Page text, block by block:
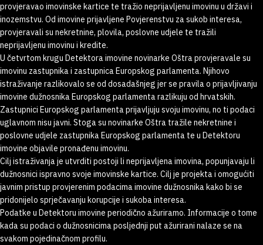
provjeravao imovinske kartice te tražio neprijavljenu imovinu u državi i
inozemstvu. Od imovine prijavljene Povjerenstvu za sukob interesa,
provjeravali su nekretnine, plovila, poslovne udjele te tražili
neprijavljenu imovinu i kredite.
U četvrtom krugu Detektora imovine novinarke Oštra provjeravale su
imovinu zastupnika i zastupnica Europskog parlamenta. Njihovo
istraživanje razlikovalo se od dosadašnjeg jer se pravila o prijavljivanju
imovine dužnosnika Europskog parlamenta razlikuju od hrvatskih.
Zastupnici Europskog parlamenta prijavljuju svoju imovinu, no ti podaci
uglavnom nisu javni. Stoga su novinarke Oštra tražile nekretnine i
poslovne udjele zastupnika Europskog parlamenta te u Detektoru
imovine objavile pronađenu imovinu.
Cilj istraživanja je utvrditi postoji li neprijavljena imovina, popunjavaju li
dužnosnici ispravno svoje imovinske kartice. Cilj je projekta i omogućiti
javnim pristup provjerenim podacima imovine dužnosnika kako bi se
pridonijelo sprječavanju korupcije i sukoba interesa.
Podatke u Detektoru imovine periodično ažuriramo. Informacije o tome
kada su podaci o dužnosnicima posljednji put ažurirani nalaze se na
svakom pojedinačnom profilu.